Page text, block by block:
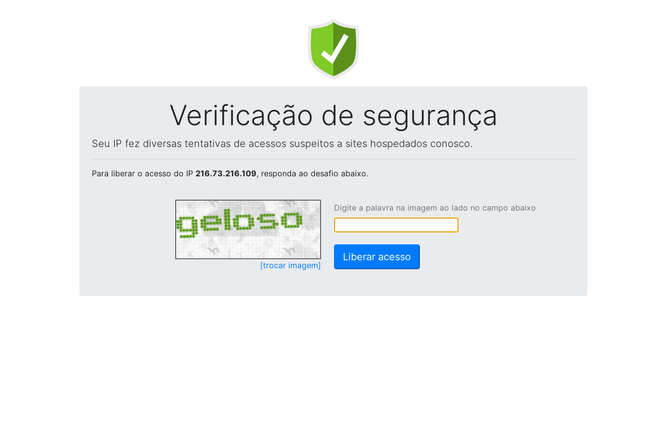
Verificação de segurança
Seu IP fez diversas tentativas de acessos suspeitos a sites hospedados conosco.
Para liberar o acesso do IP 216.73.216.109, responda ao desafio abaixo.
[trocar imagem]
Digite a palavra na imagem ao lado no campo abaixo